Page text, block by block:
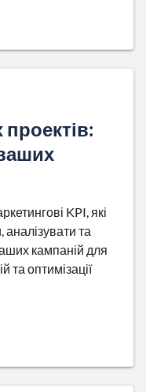
KPI, які
та
кампаній для
та оптимізації